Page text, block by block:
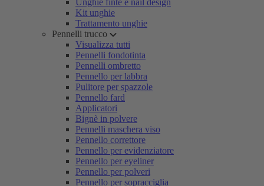
Unghie finte e nail design
Kit unghie
Trattamento unghie
Pennelli trucco
Visualizza tutti
Pennelli fondotinta
Pennelli ombretto
Pennello per labbra
Pulitore per spazzole
Pennello fard
Applicatori
Bignè in polvere
Pennelli maschera viso
Pennello correttore
Pennello per evidenziatore
Pennello per eyeliner
Pennello per polveri
Pennello per sopracciglia